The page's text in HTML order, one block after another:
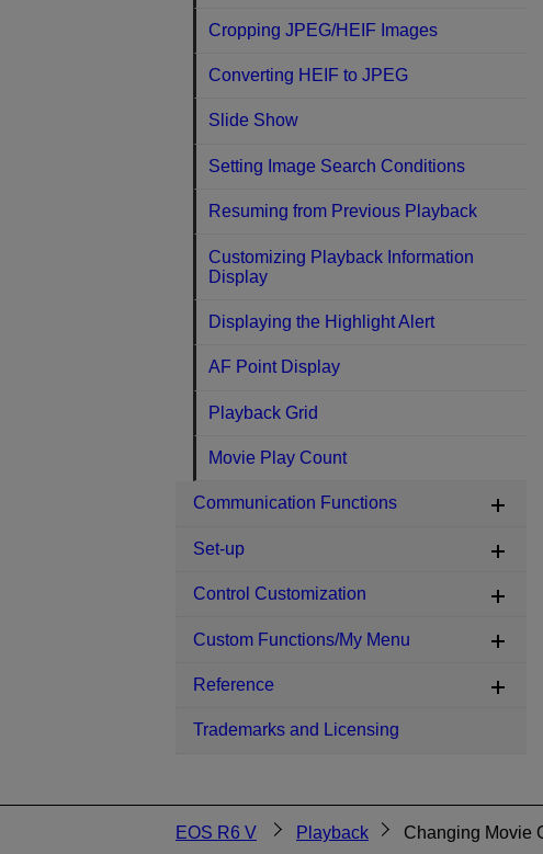
Cropping JPEG/HEIF Images
Converting HEIF to JPEG
Slide Show
Setting Image Search Conditions
Resuming from Previous Playback
Customizing Playback Information
Display
Displaying the Highlight Alert
AF Point Display
Playback Grid
Movie Play Count
Communication Functions
Set-up
Control Customization
Custom Functions/My Menu
Reference
Trademarks and Licensing
EOS R6 V Playback Changing Movie